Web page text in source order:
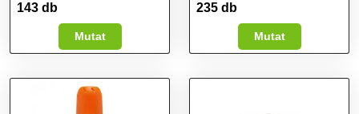
143 db
Mutat
235 db
Mutat